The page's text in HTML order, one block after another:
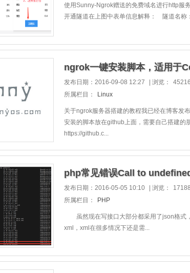
使用Sunny-Ngrok赠送的免费域名进行http服
开通隧道在上图中表单信息解释： 隧道名称
ngrok一键安装脚本，适用于
发布日期：2016-09-08 12:27 浏览： 45216
所属栏目：
Linux
关于ngrok服务器搭建的教程我已经在博客发
安装的脚本放在github上面，需要自己搭建的
https://github.c...
发布日期：2016-05-05 10:10 浏览： 17188
所属栏目：
PHP
虽然现在写接口大部分都采用了json格式
xml，xml在很多情况下还是需...